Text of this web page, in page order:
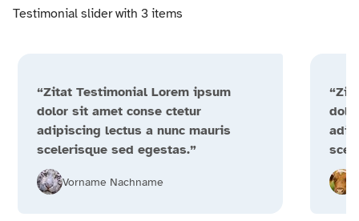
Testimonial slider with 3 items
“Zitat Testimonial Lorem ipsum
dolor sit amet conse ctetur
adipiscing lectus a nunc mauris
scelerisque sed egestas.”
Vorname Nachname